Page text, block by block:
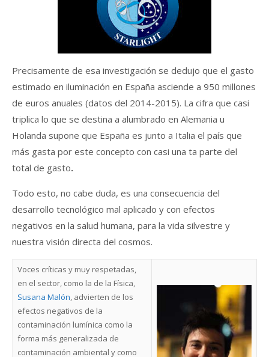
Precisamente de esa investigación se dedujo que el gasto
estimado en iluminación en España asciende a 950 millones
de euros anuales (datos del 2014-2015). La cifra que casi
triplica lo que se destina a alumbrado en Alemania u
Holanda supone que España es junto a Italia el país que
más gasta por este concepto con casi una ta parte del
total de gasto.
Todo esto, no cabe duda, es una consecuencia del
desarrollo tecnológico mal aplicado y con efectos
negativos en la salud humana, para la vida silvestre y
nuestra visión directa del cosmos.
Voces críticas y muy respetadas,
en el sector, como la de la Física,
Susana Malón, advierten de los
efectos negativos de la
contaminación lumínica como la
forma más generalizada de
contaminación ambiental y como